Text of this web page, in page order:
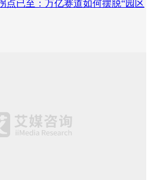
点已至：万亿赛道如何摆脱“园区